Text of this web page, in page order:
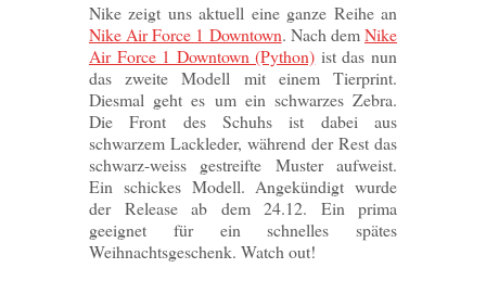
Nike zeigt uns aktuell eine ganze Reihe an
Nike Air Force 1 Downtown. Nach demNike
Air Force 1 Downtown (Python) ist das nun
das zweite Modell mit einem Tierprint.
Diesmal geht es um ein schwarzes Zebra.
Die Front des Schuhs ist dabei aus
schwarzem Lackleder, während der Rest das
schwarz-weiss gestreifte Muster aufweist.
Ein schickes Modell. Angekündigt wurde
der Release ab dem 24.12. Ein prima
geeignet für ein schnelles spätes
Weihnachtsgeschenk. Watch out!